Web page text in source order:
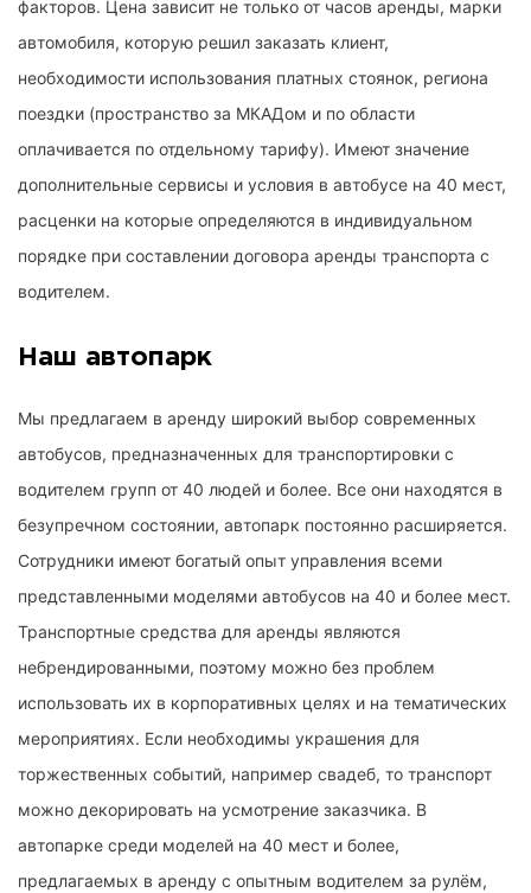
факторов. Цена зависит не только от часов аренды, марки
автомобиля, которую решил заказать клиент,
необходимости использования платных стоянок, региона
поездки (пространство за МКАДом и по области
оплачивается по отдельному тарифу). Имеют значение
дополнительные сервисы и условия в автобусе на 40 мест,
расценки на которые определяются в индивидуальном
порядке при составлении договора аренды транспорта с
водителем.
Наш автопарк
Мы предлагаем в аренду широкий выбор современных
автобусов, предназначенных для транспортировки с
водителем групп от 40 людей и более. Все они находятся в
безупречном состоянии, автопарк постоянно расширяется.
Сотрудники имеют богатый опыт управления всеми
представленными моделями автобусов на 40 и более мест.
Транспортные средства для аренды являются
небрендированными, поэтому можно без проблем
использовать их в корпоративных целях и на тематических
мероприятиях. Если необходимы украшения для
торжественных событий, например свадеб, то транспорт
можно декорировать на усмотрение заказчика. В
автопарке среди моделей на 40 мест и более,
предлагаемых в аренду с опытным водителем за рулём,